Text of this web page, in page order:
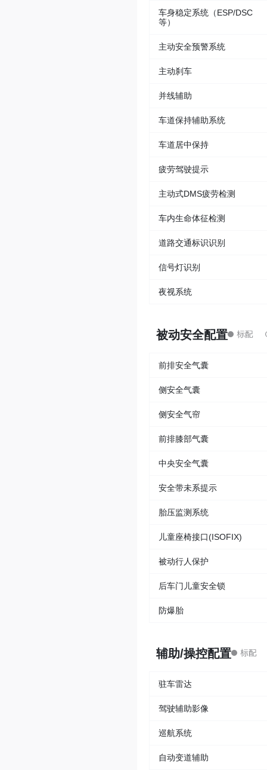
车身稳定系统（ESP/DSC
等）
主动安全预警系统
主动刹车
并线辅助
车道保持辅助系统
车道居中保持
疲劳驾驶提示
主动式DMS疲劳检测
车内生命体征检测
道路交通标识识别
信号灯识别
夜视系统
被动安全配置
前排安全气囊
侧安全气囊
侧安全气帘
前排膝部气囊
中央安全气囊
安全带未系提示
胎压监测系统
儿童座椅接口(ISOFIX)
被动行人保护
后车门儿童安全锁
防爆胎
辅助/操控配置
驻车雷达
驾驶辅助影像
巡航系统
自动变道辅助